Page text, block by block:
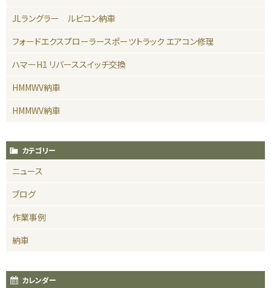
JLラングラー ルビコン納車
フォードエクスプローラースポーツトラック エアコン修理
ハマーH1 リバーススイッチ交換
HMMWV納車
HMMWV納車
カテゴリー
ニュース
ブログ
作業事例
納車
カレンダー